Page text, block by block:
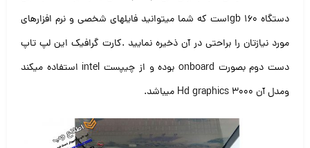
دستگاه ۱۶۰
gbاست که شما میتوانید فایلهای شخصی و نرم افزارهای
مورد نیازتان را براحتی در آن ذخیره نمایید .کارت گرافیک این لپ تاپ
دست دوم بصورت onboard بوده و از چیپستintel استفاده میکند
ومدل آن Hd graphics 3000 میباشد.